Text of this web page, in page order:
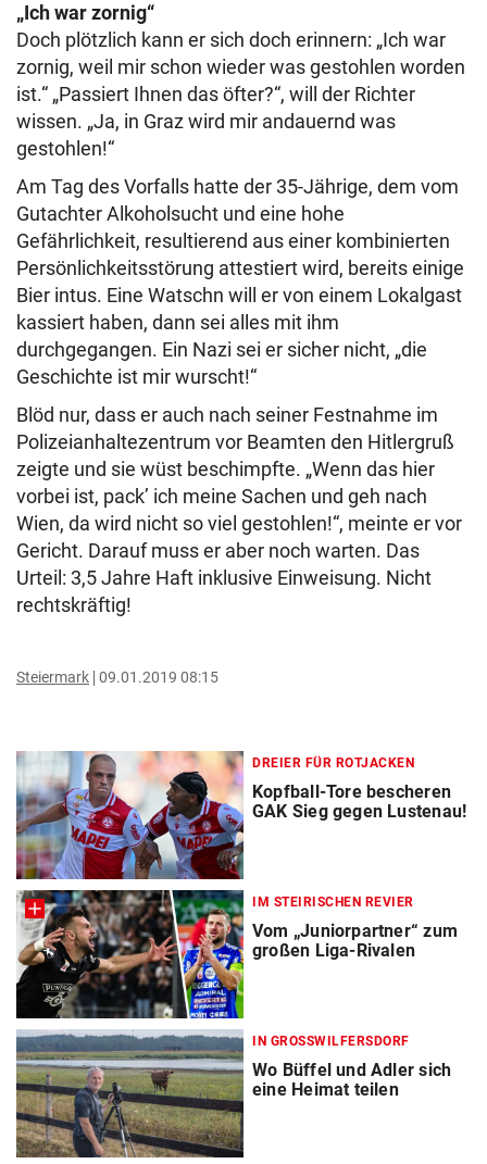
„Ich war zornig“
Doch plötzlich kann er sich doch erinnern: „Ich war
zornig, weil mir schon wieder was gestohlen worden
ist.“ „Passiert Ihnen das öfter?“, will der Richter
wissen. „Ja, in Graz wird mir andauernd was
gestohlen!“
Am Tag des Vorfalls hatte der 35-Jährige, dem vom
Gutachter Alkoholsucht und eine hohe
Gefährlichkeit, resultierend aus einer kombinierten
Persönlichkeitsstörung attestiert wird, bereits einige
Bier intus. Eine Watschn will er von einem Lokalgast
kassiert haben, dann sei alles mit ihm
durchgegangen. Ein Nazi sei er sicher nicht, „die
Geschichte ist mir wurscht!“
Blöd nur, dass er auch nach seiner Festnahme im
Polizeianhaltezentrum vor Beamten den Hitlergruß
zeigte und sie wüst beschimpfte. „Wenn das hier
vorbei ist, pack’ ich meine Sachen und geh nach
Wien, da wird nicht so viel gestohlen!“, meinte er vor
Gericht. Darauf muss er aber noch warten. Das
Urteil: 3,5 Jahre Haft inklusive Einweisung. Nicht
rechtskräftig!
Steiermark 09.01.2019 08:15
DREIER FÜR ROTJACKEN
Kopfball-Tore bescheren
GAK Sieg gegen Lustenau!
IM STEIRISCHEN REVIER
Vom „Juniorpartner“ zum
großen Liga-Rivalen
IN GROSSWILFERSDORF
Wo Büffel und Adler sich
eine Heimat teilen